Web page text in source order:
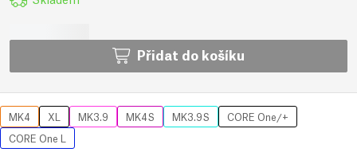
Přidat do košíku
MK4 XL MK3.9 MK4S MK3.9S
CORE One/+
CORE One L